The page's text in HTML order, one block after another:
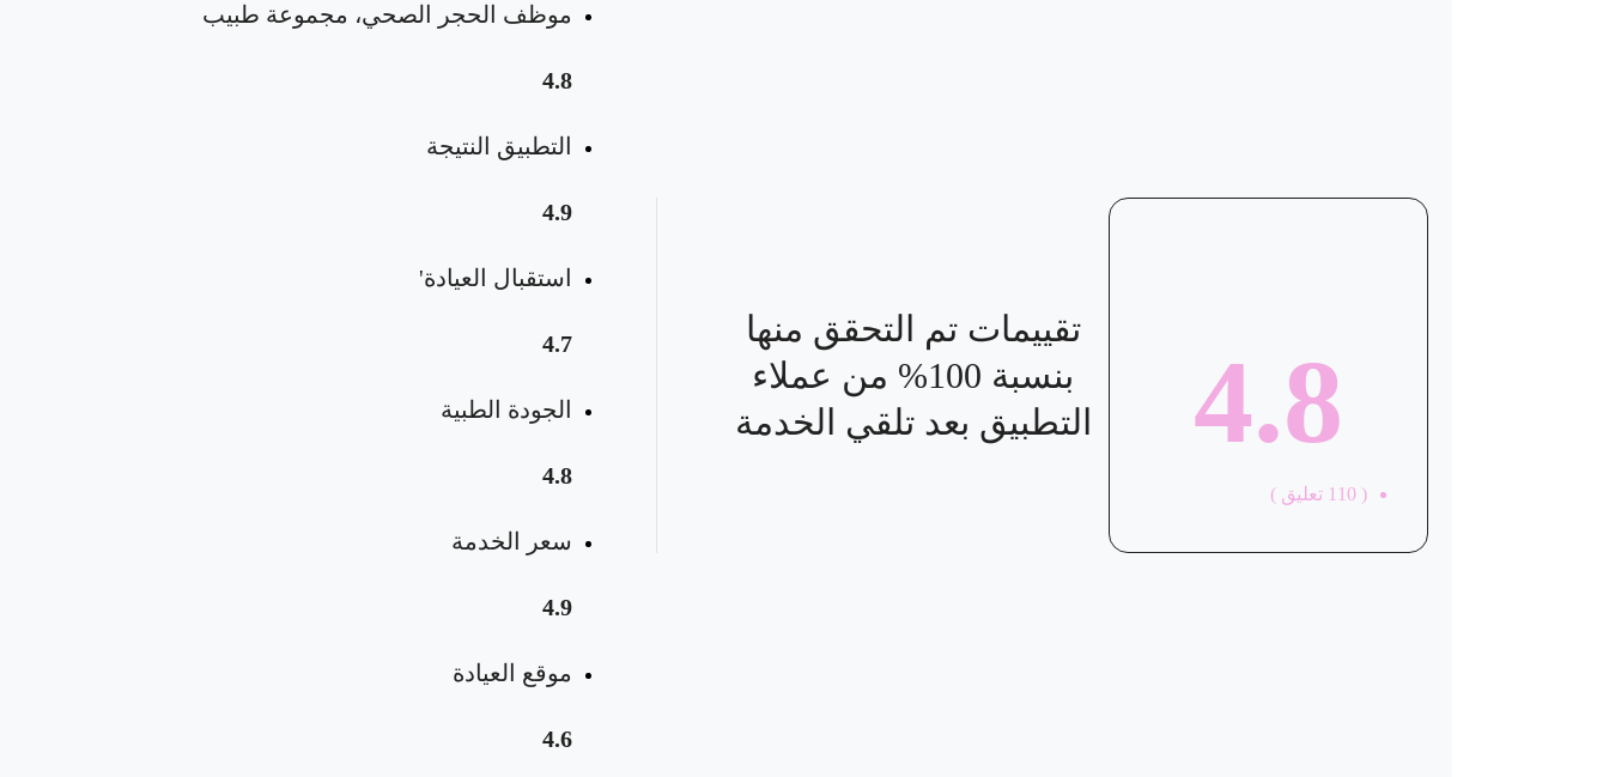
4.8
(
110 تعليق )
تقييمات تم التحقق منها
بنسبة 100% من عملاء
التطبيق بعد تلقي الخدمة
موظف الحجر الصحي، مجموعة طبيب
4.8
التطبيق النتيجة
4.9
استقبال العيادة'
4.7
الجودة الطبية
4.8
سعر الخدمة
4.9
موقع العيادة
4.6